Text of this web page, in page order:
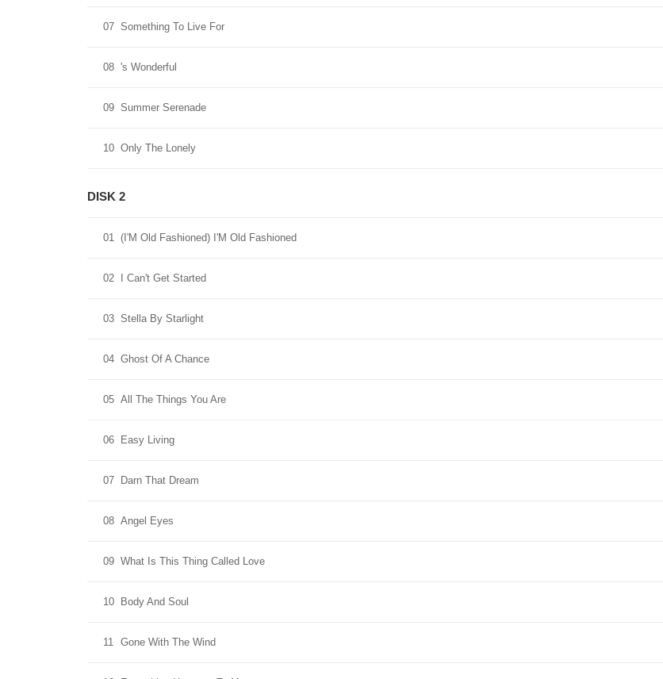
07 Something To Live For
08 's Wonderful
09 Summer Serenade
10 Only The Lonely
DISK 2
01 (I'M Old Fashioned) I'M Old Fashioned
02 I Can't Get Started
03 Stella By Starlight
04 Ghost Of A Chance
05 All The Things You Are
06 Easy Living
07 Darn That Dream
08 Angel Eyes
09 What Is This Thing Called Love
10 Body And Soul
11 Gone With The Wind